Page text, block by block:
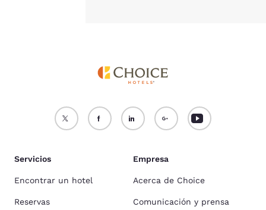
Servicios
Encontrar un hotel
Reservas
Empresa
Acerca de Choice
Comunicación y prensa